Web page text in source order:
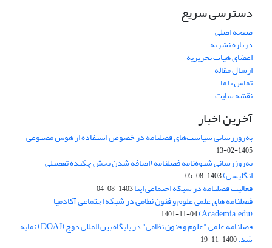
دسترسی سریع
صفحه اصلی
درباره نشریه
اعضای هیات تحریریه
ارسال مقاله
تماس با ما
نقشه سایت
آخرین اخبار
به‌روزرسانی سیاست‌های فصلنامه در خصوص استفاده از هوش مصنوعی
1405-02-13
به‌روزرسانی شیوه‌نامه فصلنامه (اضافه شدن بخش چکیده تفصیلی
انگلیسی)1403-08-05
فعالیت فصلنامه در شبکه اجتماعی ایتا1403-08-04
فصلنامه های علمی علوم و فنون نظامی در شبکه اجتماعی آکادمیا
(Academia.edu)
1401-11-04
فصلنامه علمی "علوم و فنون نظامی" در پایگاه بین المللی دوج (DOAJ) نمایه
شد.1400-11-19